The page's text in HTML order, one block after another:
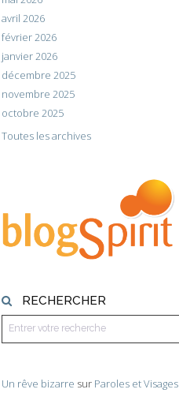
avril 2026
février 2026
janvier 2026
décembre 2025
novembre 2025
octobre 2025
Toutes les archives
RECHERCHER
Un rêve bizarre sur Paroles et Visages